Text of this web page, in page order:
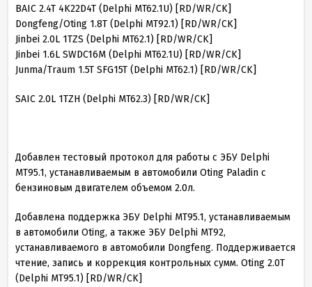
BAIC 2.4T 4K22D4T (Delphi MT62.1U) [RD/WR/CK]
Dongfeng/Oting 1.8T (Delphi MT92.1) [RD/WR/CK]
Jinbei 2.0L 1TZS (Delphi MT62.1) [RD/WR/CK]
Jinbei 1.6L SWDC16M (Delphi MT62.1U) [RD/WR/CK]
Junma/Traum 1.5T SFG15T (Delphi MT62.1) [RD/WR/CK]
SAIC 2.0L 1TZH (Delphi MT62.3) [RD/WR/CK]
Добавлен тестовый протокол для работы с ЭБУ Delphi
MT95.1, устанавливаемым в автомобили Oting Paladin с
бензиновым двигателем объемом 2.0л.
Добавлена поддержка ЭБУ Delphi MT95.1, устанавливаемым
в автомобили Oting, а также ЭБУ Delphi MT92,
устанавливаемого в автомобили Dongfeng. Поддерживается
чтение, запись и коррекция контрольных сумм. Oting 2.0T
(Delphi MT95.1) [RD/WR/CK]